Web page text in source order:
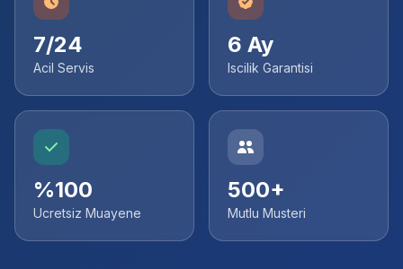
7/24
Acil Servis
6 Ay
Iscilik Garantisi
%100
Ucretsiz Muayene
500+
Mutlu Musteri